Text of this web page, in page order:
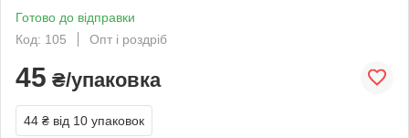
Готово до відправки
Код: 105
Опт і роздріб
45 ₴/упаковка
44 ₴ від 10 упаковок